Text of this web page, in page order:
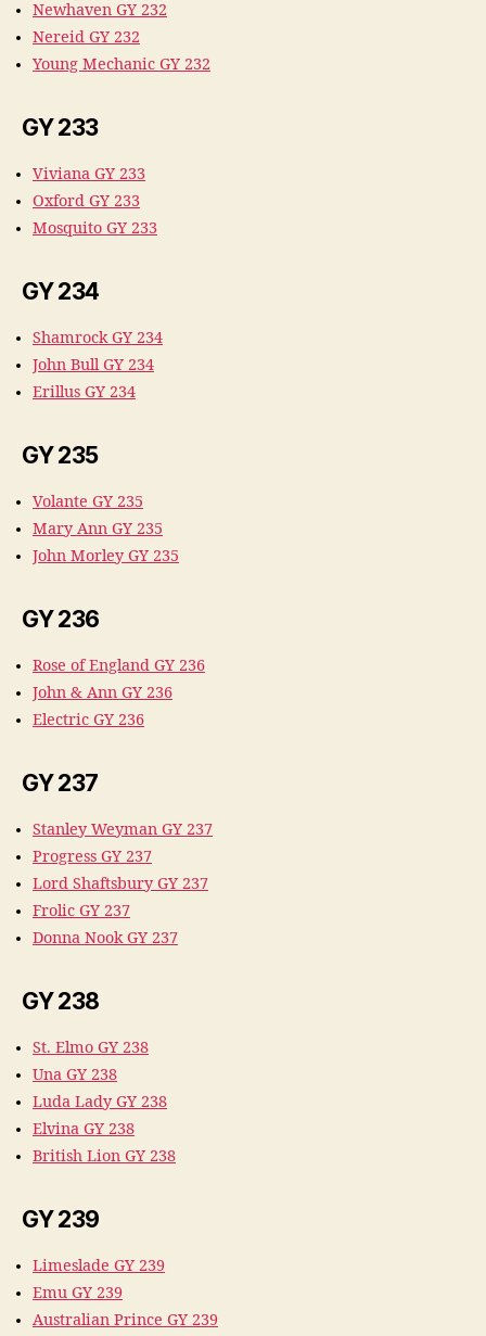
Newhaven GY 232
Nereid GY 232
Young Mechanic GY 232
GY 233
Viviana GY 233
Oxford GY 233
Mosquito GY 233
GY 234
Shamrock GY 234
John Bull GY 234
Erillus GY 234
GY 235
Volante GY 235
Mary Ann GY 235
John Morley GY 235
GY 236
Rose of England GY 236
John & Ann GY 236
Electric GY 236
GY 237
Stanley Weyman GY 237
Progress GY 237
Lord Shaftsbury GY 237
Frolic GY 237
Donna Nook GY 237
GY 238
St. Elmo GY 238
Una GY 238
Luda Lady GY 238
Elvina GY 238
British Lion GY 238
GY 239
Limeslade GY 239
Emu GY 239
Australian Prince GY 239